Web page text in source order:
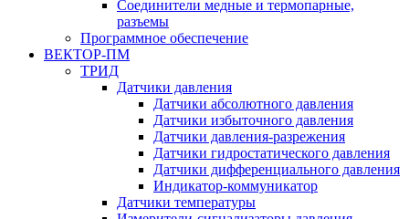
Соединители медные и термопарные,
разъемы
Программное обеспечение
ВЕКТОР-ПМ
ТРИД
Датчики давления
Датчики абсолютного давления
Датчики избыточного давления
Датчики давления-разрежения
Датчики гидростатического давления
Датчики дифференциального давления
Индикатор-коммуникатор
Датчики температуры